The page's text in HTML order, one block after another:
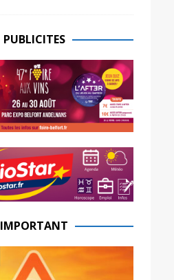
PUBLICITES
IMPORTANT